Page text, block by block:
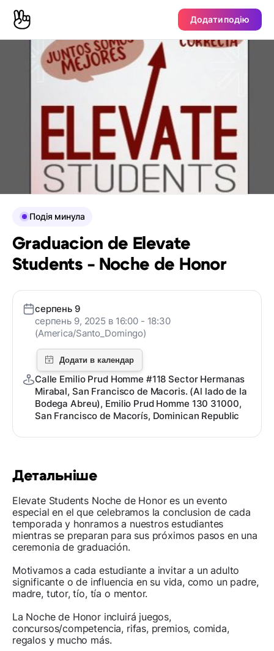
Додати подію
Детальніше
Elevate Students Noche de Honor es un evento
especial en el que celebramos la conclusion de cada
temporada y honramos a nuestros estudiantes
mientras se preparan para sus próximos pasos en una
ceremonia de graduación.
Motivamos a cada estudiante a invitar a un adulto
significante o de influencia en su vida, como un padre,
madre, tutor, tío, tía o mentor.
La Noche de Honor incluirá juegos,
concursos/competencia, rifas, premios, comida,
regalos y mucho más.
Подія минула
Graduacion de Elevate
Students - Noche de Honor
серпень 9
серпень 9, 2025 в 16:00 - 18:30
(America/Santo_Domingo)
Calle Emilio Prud Homme #118 Sector Hermanas
Mirabal, San Francisco de Macoris. (Al lado de la
Bodega Abreu), Emilio Prud Homme 130 31000,
San Francisco de Macorís, Dominican Republic